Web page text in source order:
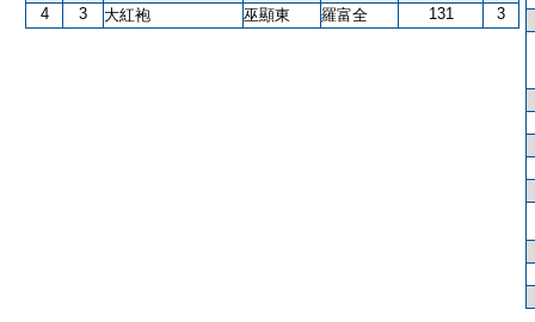
4
3 大紅袍 巫顯東 羅富全 131 3